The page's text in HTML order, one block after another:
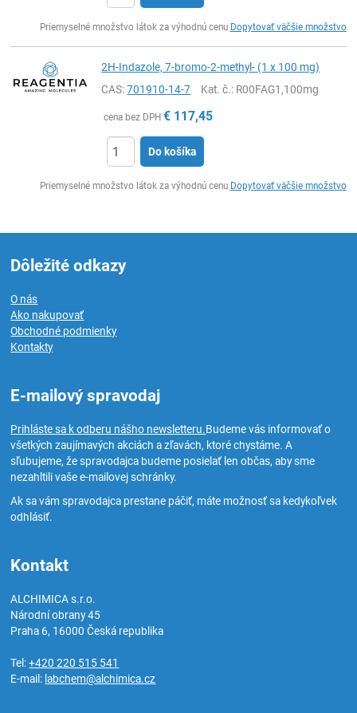
Priemyselné množstvo látok za výhodnú cenu Dopytovať väčšie množstvo
2H-Indazole, 7-bromo-2-methyl- (1 x 100 mg)
CAS:701910-14-7 Kat. č.: R00FAG1,100mg
cena bez DPH € 117,45
Do košíka
Priemyselné množstvo látok za výhodnú cenu Dopytovať väčšie množstvo
Dôležité odkazy
O nás
Ako nakupovať
Obchodné podmienky
Kontakty
E-mailový spravodaj
Prihláste sa k odberu nášho newsletteru.Budeme vás informovať o
všetkých zaujímavých akciách a zľavách, ktoré chystáme. A
sľubujeme, že spravodajca budeme posielať len občas, aby sme
nezahltili vaše e-mailovej schránky.
Ak sa vám spravodajca prestane páčiť, máte možnosť sa kedykoľvek
odhlásiť.
Kontakt
ALCHIMICA s.r.o.
Národní obrany 45
Praha 6, 16000Česká republika
Tel:+420 220 515 541
E-mail: labchem@alchimica.cz